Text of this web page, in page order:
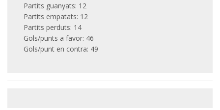
Partits guanyats: 12
Partits empatats: 12
Partits perduts: 14
Gols/punts a favor: 46
Gols/punt en contra: 49